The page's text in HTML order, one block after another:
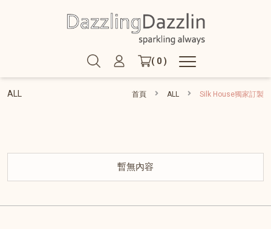
( 0 )
ALL 首頁 ALL Silk House獨家訂製
暫無內容